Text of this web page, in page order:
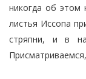
никогда об этом
листья Иссопа
стряпни, и в